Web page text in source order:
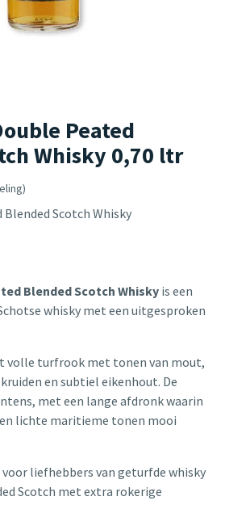
Peated
Whisky 0,70 ltr
Blended Scotch Whisky
Blended Scotch Whisky is een
whisky met een uitgesproken
volle turfrook met tonen van mout,
en subtiel eikenhout. De
met een lange afdronk waarin
lichte maritieme tonen mooi
liefhebbers van geturfde whisky
Scotch met extra rokerige